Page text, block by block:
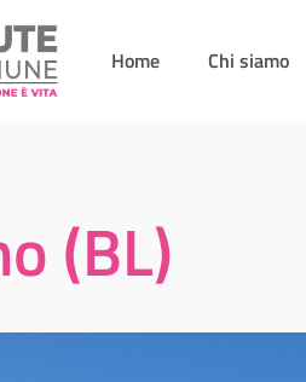
Home Chi siamo
(BL)